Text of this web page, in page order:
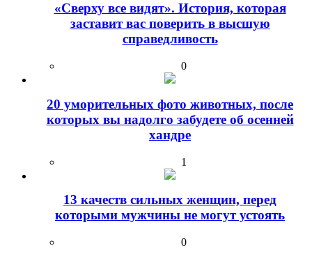
«Сверху все видят». История, которая
заставит вас поверить в высшую
справедливость
0
20 уморительных фото животных, после
которых вы надолго забудете об осенней
хандре
1
13 качеств сильных женщин, перед
которыми мужчины не могут устоять
0